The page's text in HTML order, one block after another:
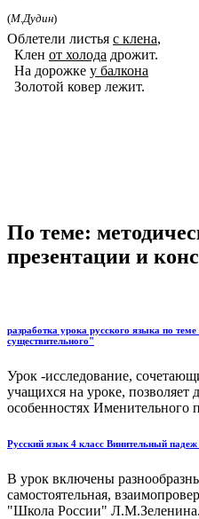
(М.Дудин)
Облетели листья с клена,
Клен от холода дрожит.
На дорожке у балкона
Золотой ковер лежит.
По теме:
презентации и
разработка урока русского языка по
существительного"
Урок -исследование,
учащихся на уроке, позволяет
особенностях Именительного
Русский язык 4 класс Винительный падеж
В урок включены
самостоятельная,
"Школа России"